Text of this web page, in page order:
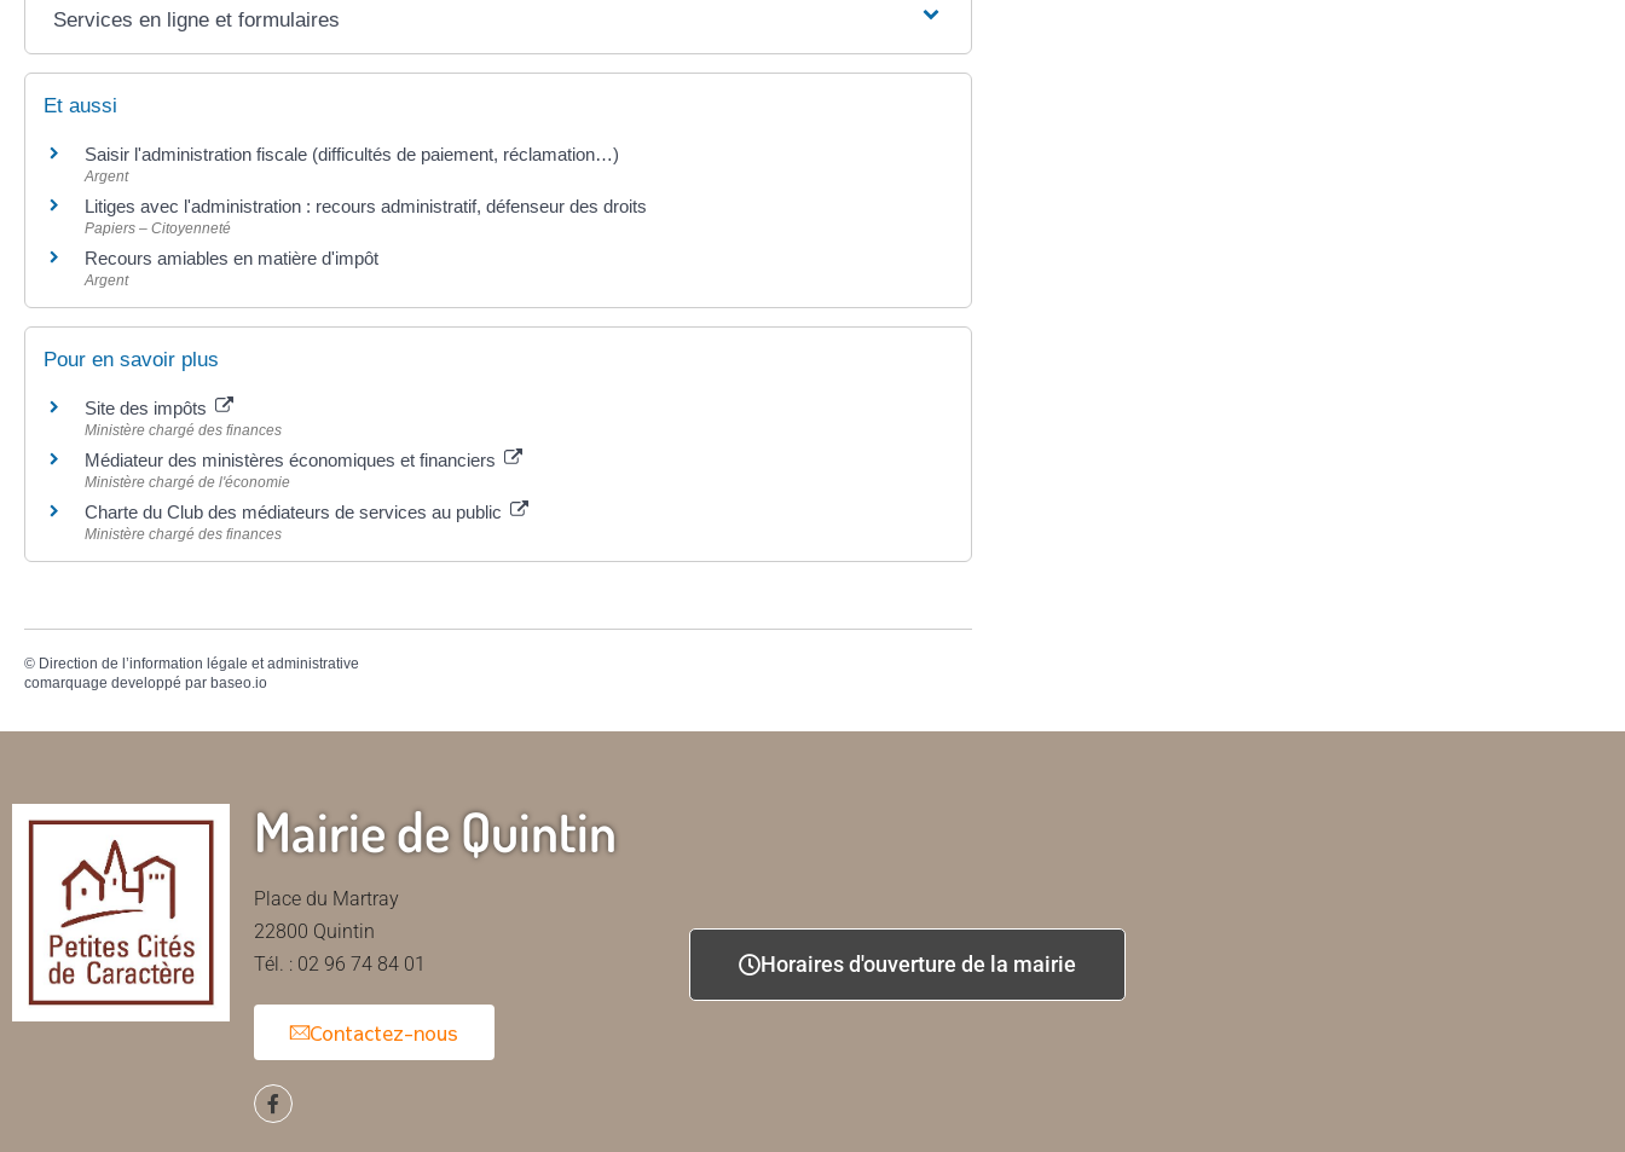
Services en ligne et formulaires
Et aussi
Saisir l'administration fiscale (difficultés de paiement, réclamation…)
Argent
Litiges avec l'administration : recours administratif, défenseur des droits
Papiers – Citoyenneté
Recours amiables en matière d'impôt
Argent
Pour en savoir plus
Site des impôts
Ministère chargé des finances
Médiateur des ministères économiques et financiers
Ministère chargé de l'économie
Charte du Club des médiateurs de services au public
Ministère chargé des finances
© Direction de l’information légale et administrative
comarquage developpé par baseo.io
Mairie de Quintin
Place du Martray
22800 Quintin
Tél. : 02 96 74 84 01
Contactez-nous
Horaires d'ouverture de la mairie